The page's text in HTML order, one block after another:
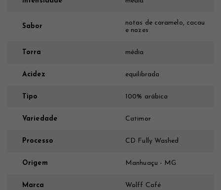
Sabor
notas de caramelo, cacau
e nozes
Torra média
Acidez equilibrada
Tipo 100% arábica
Variedade Catimor
Processo CD Fully Washed
Origem Manhuaçu - MG
Marca Wolff Café